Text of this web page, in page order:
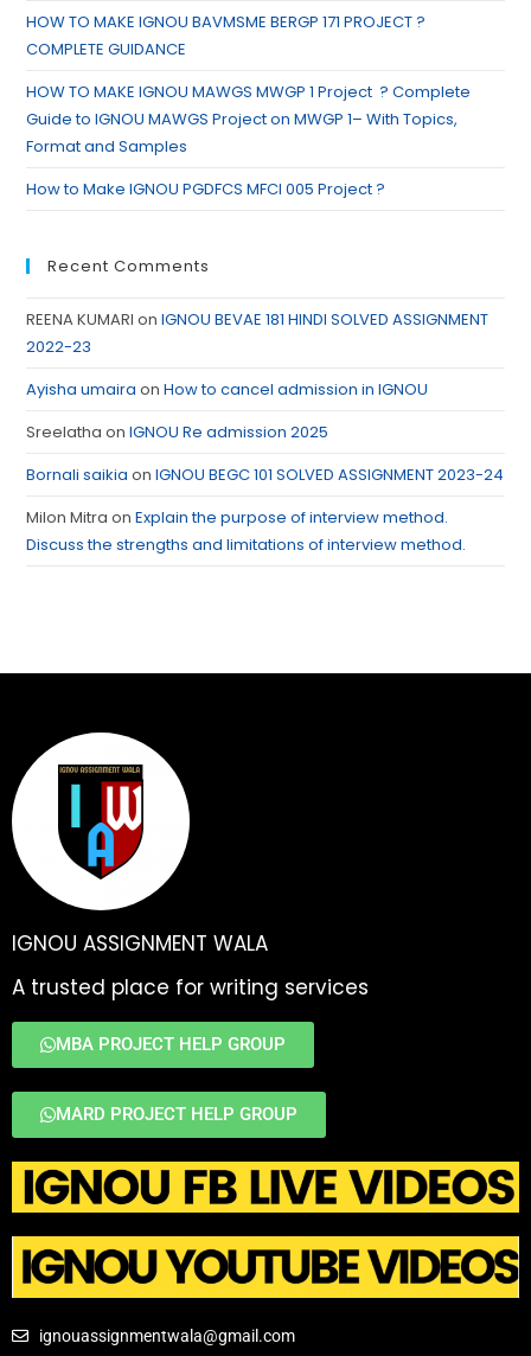
HOW TO MAKE IGNOU BAVMSME BERGP 171 PROJECT ?
COMPLETE GUIDANCE
HOW TO MAKE IGNOU MAWGS MWGP 1 Project ? Complete
Guide to IGNOU MAWGS Project on MWGP 1– With Topics,
Format and Samples
How to Make IGNOU PGDFCS MFCI 005 Project ?
Recent Comments
REENA KUMARI onIGNOU BEVAE 181 HINDI SOLVED ASSIGNMENT
2022-23
Ayisha umaira onHow to cancel admission in IGNOU
Sreelatha onIGNOU Re admission 2025
Bornali saikia onIGNOU BEGC 101 SOLVED ASSIGNMENT 2023-24
Milon Mitra onExplain the purpose of interview method.
Discuss the strengths and limitations of interview method.
IGNOU ASSIGNMENT WALA
A trusted place for writing services
MBA PROJECT HELP GROUP
MARD PROJECT HELP GROUP
ignouassignmentwala@gmail.com